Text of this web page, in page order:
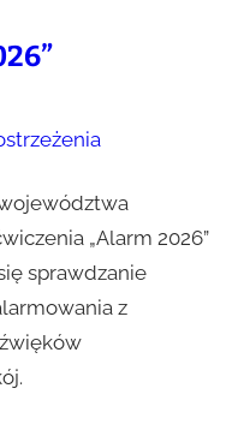
„Alarm 2026”
sprawdzanie
z